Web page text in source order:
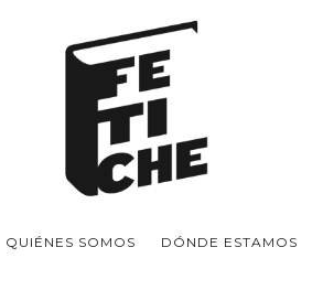
QUIÉNES SOMOS DÓNDE ESTAMOS